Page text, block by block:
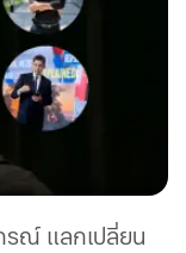
รณ์ แลกเปลี่ยน